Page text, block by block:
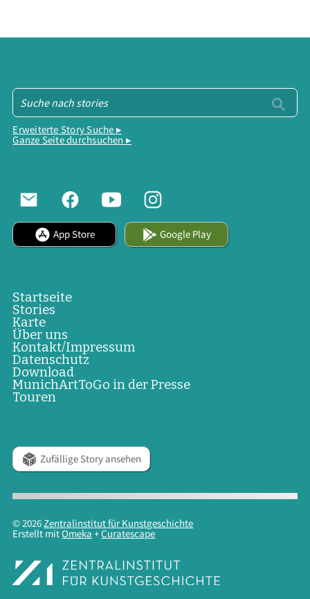
Erweiterte Story Suche ▸
Ganze Seite durchsuchen ▸
App Store Google Play
Startseite
Stories
Karte
Über uns
Kontakt/Impressum
Datenschutz
Download
MunichArtToGo in der Presse
Touren
Zufällige Story ansehen
© 2026Zentralinstitut für Kunstgeschichte
Erstellt mitOmeka +Curatescape